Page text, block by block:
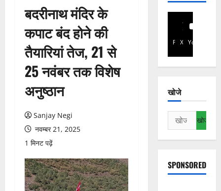
बदरीनाथ मंदिर के
कपाट बंद होने की
तैयारियां तेज, 21 से
25 नवंबर तक विशेष
अनुष्ठान
Sanjay Negi
नवम्बर 21, 2025
1 मिनट पढ़ें
Facebook
X YouTube
खोजे
निम्न
को
खोजें:
SPONSORED